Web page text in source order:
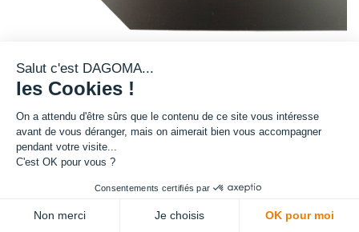
Ce plateau de la gamme PRO Dagoma est flexible, il facilite le décrochage
de vos impressions. La surface d'accroche idéale pour toutes vos
impressions de PLA et de TPU/TPE.
Il fonctionne à chaud ou à froid.
(120,00€TVA comprise)
Offre limitée !
Salut c'est DAGOMA...
les Cookies !
On a attendu d'être sûrs que le contenu de ce site vous intéresse
avant de vous déranger, mais on aimerait bien vous accompagner
pendant votre visite...
C'est OK pour vous ?
Consentements certifiés par
Non merci Je choisis OK pour moi